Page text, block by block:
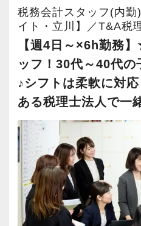
≪人を見たコミュニケー
緒に働きたい≫
同じ会計事務所の経験
を処理してきた人」と
してきた人」では、向
てきます。
私たちは後者のような
生産性や効率を意識し
に寄り添った提案やサポ
方は、ぜひVERTEXへ
デニムやスウェットは
る必要はありません。
■お弁当代補助あり
提携のお弁当やさんで
助が出ます！近隣には
ビニエンスストアなど
んあります。
明るく協調性がありバ
方、ぜひ一緒に事務所
う！
してくださる内勤のパ
す！
【求める人物像】
■ライフステージに合っ
フルタイムでキャリア
てしまう方も勤務日数
いまのご自身に可能な
がるやりがいのある仕
いです。
働いていく中で、パー
員から正社員といった
税務会計スタッフ(内
イト・立川】／T&A税
【週4日～×6h勤務
ッフ！30代～40代の
♪シフトは柔軟に対
ある税理士法人で一